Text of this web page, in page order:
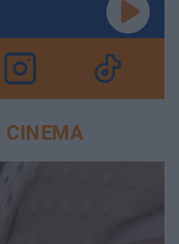
CINEMA